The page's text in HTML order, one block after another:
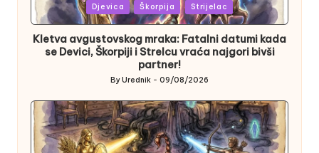
Posted
in
Djevica Škorpija Strijelac
Kletva avgustovskog mraka: Fatalni datumi kada
se Devici, Škorpiji i Strelcu vraća najgori bivši
partner!
Posted
ByUrednik 09/08/2026